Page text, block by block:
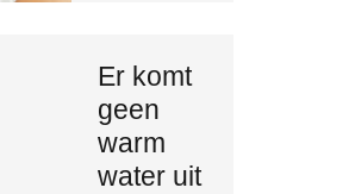
Er komt
geen
warm
water uit